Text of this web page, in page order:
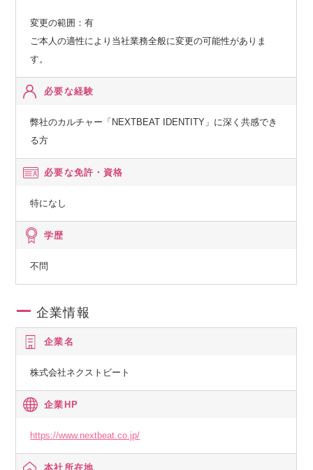
変更の範囲：有
ご本人の適性により当社業務全般に変更の可能性がありま
す。
必要な経験
弊社のカルチャー「NEXTBEAT IDENTITY」に深く共感でき
る方
必要な免許・資格
特になし
学歴
不問
企業情報
企業名
株式会社ネクストビート
企業HP
https://www.nextbeat.co.jp/
本社所在地